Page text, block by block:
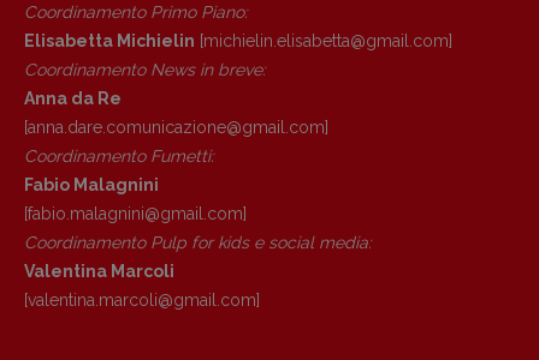
Coordinamento Primo Piano:
Elisabetta Michielin [michielin.elisabetta@gmail.com]
Coordinamento News in breve:
Anna da Re
[anna.dare.comunicazione@gmail. com]
Coordinamento Fumetti:
Fabio Malagnini
[fabio.malagnini@gmail. com]
Coordinamento Pulp for kids e social media:
Valentina Marcoli
[valentina.marcoli@gmail. com]